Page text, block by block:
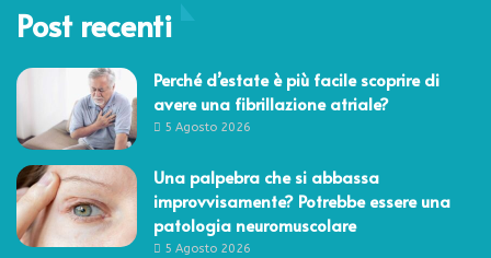
Post recenti
Perché d’estate è più facile scoprire di
avere una fibrillazione atriale?
5 Agosto 2026
Una palpebra che si abbassa
improvvisamente? Potrebbe essere una
patologia neuromuscolare
5 Agosto 2026